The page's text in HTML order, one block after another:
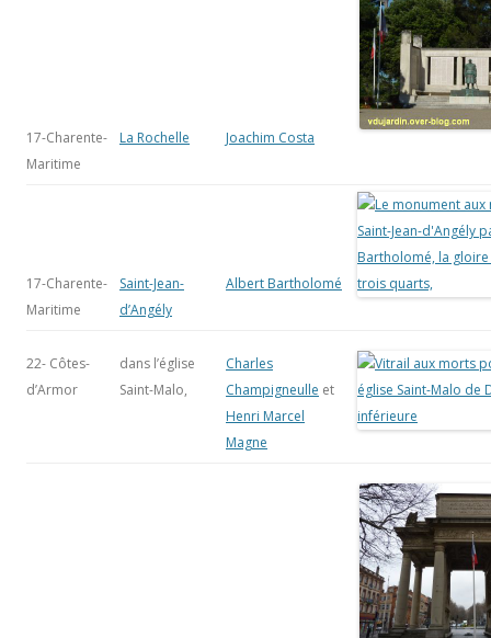
17-Charente-
Maritime
La Rochelle Joachim Costa
17-Charente-
Maritime
Saint-Jean-
d’Angély
Albert Bartholomé
22- Côtes-
d’Armor
dans l’église
Saint-Malo,
Charles
Champigneulle et
Henri Marcel
Magne